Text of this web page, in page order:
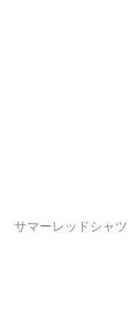
サマーレッドシャツ